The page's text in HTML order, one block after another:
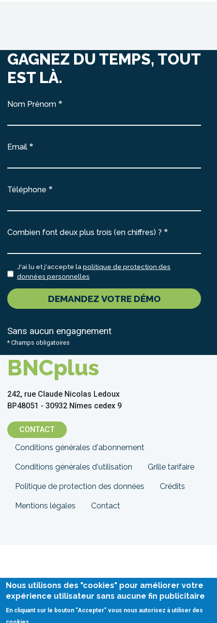
GAGNEZ DU TEMPS, TOUT
EST LÀ.
Nom Prénom
Email
Téléphone
Combien font deux plus trois (en chiffres) ?
J'ai lu et j'accepte lapolitique de protection des
données personnelles
DEMANDEZ VOTRE DÉMO
Sans aucun engagnement
* Champs obligatoires
BNCplus
242, rue Claude Nicolas Ledoux
BP48051 - 30932 Nîmes cedex 9
CONTACT
Menu
Pied
de
page
Conditions générales d'abonnement
Conditions générales d'utilisation Grille tarifaire
Politique de protection des données Crédits
Mentions légales Contact
Nous utilisons des "cookies" pour améliorer votre
expérience utilisateur sans aucune fin publicitaire
En cliquant sur le bouton "Accepter" vous nous autorisez à utiliser des